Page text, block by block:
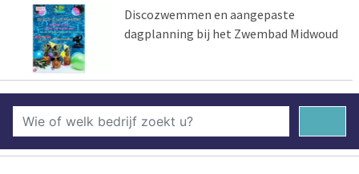
Discozwemmen en aangepaste
dagplanning bij het Zwembad Midwoud